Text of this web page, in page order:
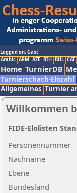
Logged on: Gast
Arabic ARM AZE BIH BUL CAT
Home TurnierDB
Turnierschach-Elozahl
Allgemeines Turnier
Willkommen
Nachname
Ebene
Personennummer
Bundesland
FIDE-Elolisten